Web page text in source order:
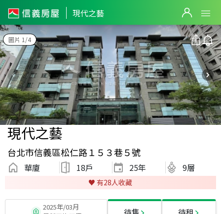
現代之藝
圖片 1/4
現代之藝
台北市信義區松仁路１５３巷５號
華廈 18戶 25年 9層
♥️ 有28人收藏
2025年/03月